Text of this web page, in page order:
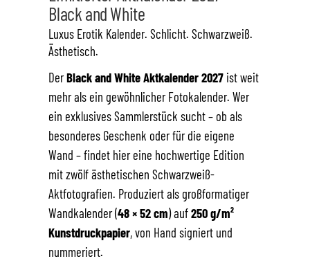
Menge
Black and White
Luxus Erotik Kalender. Schlicht. Schwarzweiß.
Ästhetisch.
DerBlack and White Aktkalender 2027 ist weit
mehr als ein gewöhnlicher Fotokalender. Wer
ein exklusives Sammlerstück sucht – ob als
besonderes Geschenk oder für die eigene
Wand – findet hier eine hochwertige Edition
mit zwölf ästhetischen Schwarzweiß-
Aktfotografien. Produziert als großformatiger
Wandkalender (48 × 52 cm) auf250 g/m²
Kunstdruckpapier, von Hand signiert und
nummeriert.